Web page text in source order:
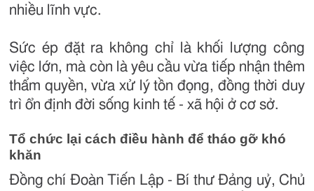
nhiều lĩnh vực.
Sức ép đặt ra không chỉ là khối lượng công
việc lớn, mà còn là yêu cầu vừa tiếp nhận thêm
thẩm quyền, vừa xử lý tồn đọng, đồng thời duy
trì ổn định đời sống kinh tế - xã hội ở cơ sở.
Tổ chức lại cách điều hành để tháo gỡ khó
khăn
Đồng chí Đoàn Tiến Lập - Bí thư Đảng uỷ, Chủ